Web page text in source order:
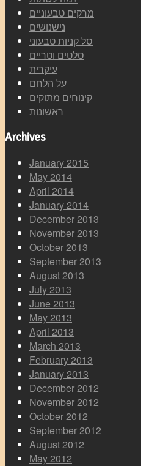
מרקים טבעוניים
נישנושים
סל קניות טבעוני
סלטים וטריים
עיקרית
על הלחם
קינוחים מתוקים
ראשונות
Archives
January 2015
May 2014
April 2014
January 2014
December 2013
November 2013
October 2013
September 2013
August 2013
July 2013
June 2013
May 2013
April 2013
March 2013
February 2013
January 2013
December 2012
November 2012
October 2012
September 2012
August 2012
May 2012